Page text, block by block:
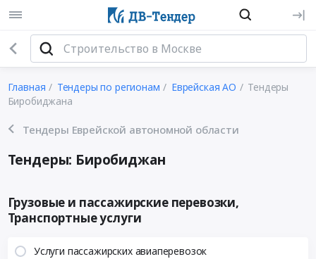
Главная Тендеры по регионам Еврейская АО
Тендеры
Биробиджана
Тендеры Еврейской автономной области
Тендеры: Биробиджан
Грузовые и пассажирские перевозки,
Транспортные услуги
Услуги пассажирских авиаперевозок